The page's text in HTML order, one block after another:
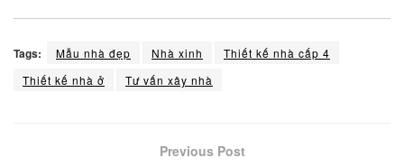
Tags: Mẫu nhà đẹp Nhà xinh
Thiết kế nhà cấp 4
Thiết kế nhà ở
Tư vấn xây nhà
Previous Post